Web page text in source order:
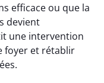
efficace ou que la
devient
une intervention
foyer et rétablir